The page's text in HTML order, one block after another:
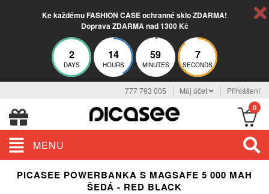
Ke každému FASHION CASE ochranné sklo ZDARMA!
Doprava ZDARMA nad 1300 Kč
2
DAYS
14
HOURS
59
MINUTES
7
SECONDS
777 793 005 Můj účet Přihlášení
0
MENU
PICASEE POWERBANKA S MAGSAFE 5 000 MAH
ŠEDÁ - RED BLACK